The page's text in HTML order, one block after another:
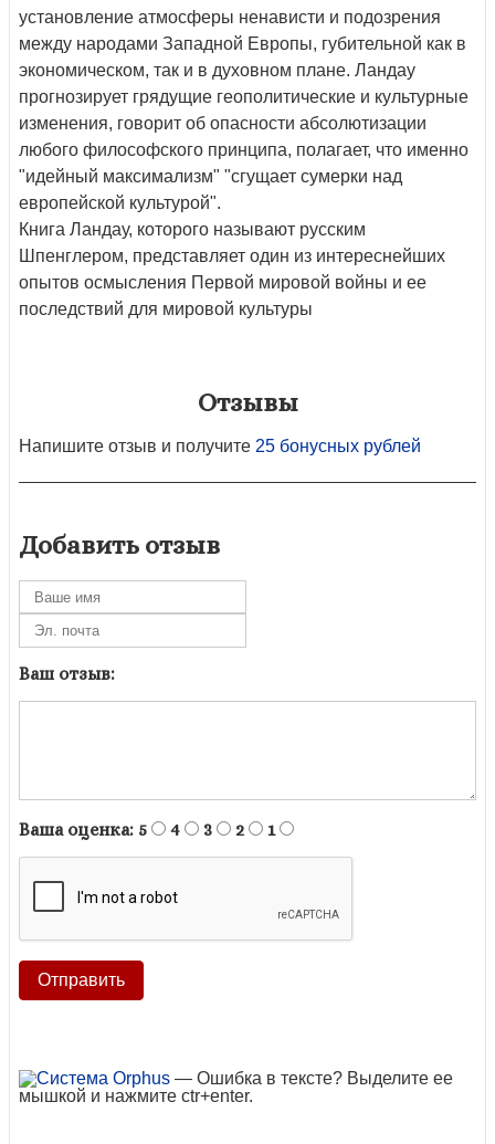
установление атмосферы ненависти и подозрения
между народами Западной Европы, губительной как в
экономическом, так и в духовном плане. Ландау
прогнозирует грядущие геополитические и культурные
изменения, говорит об опасности абсолютизации
любого философского принципа, полагает, что именно
"идейный максимализм" "сгущает сумерки над
европейской культурой".
Книга Ландау, которого называют русским
Шпенглером, представляет один из интереснейших
опытов осмысления Первой мировой войны и ее
последствий для мировой культуры
Отзывы
Напишите отзыв и получите 25 бонусных рублей
Добавить отзыв
Ваш отзыв:
Ваша оценка: 5 4 3 2 1
— Ошибка в тексте? Выделите ее
мышкой и нажмите ctr+enter.